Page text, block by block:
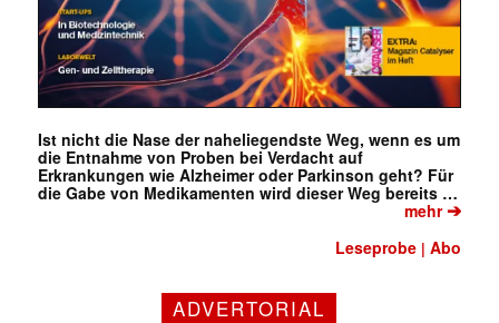
✕
Ist nicht die Nase der naheliegendste Weg, wenn es um
die Entnahme von Proben bei Verdacht auf
Erkrankungen wie Alzheimer oder Parkinson geht? Für
die Gabe von Medikamenten wird dieser Weg bereits …
mehr➔
Leseprobe |Abo
ADVERTORIAL